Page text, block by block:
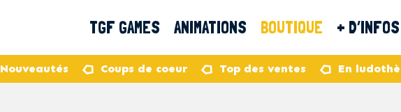
TGF GAMES ANIMATIONS BOUTIQUE + D’INFOS
Nouveautés Coups de coeur Top des ventes En